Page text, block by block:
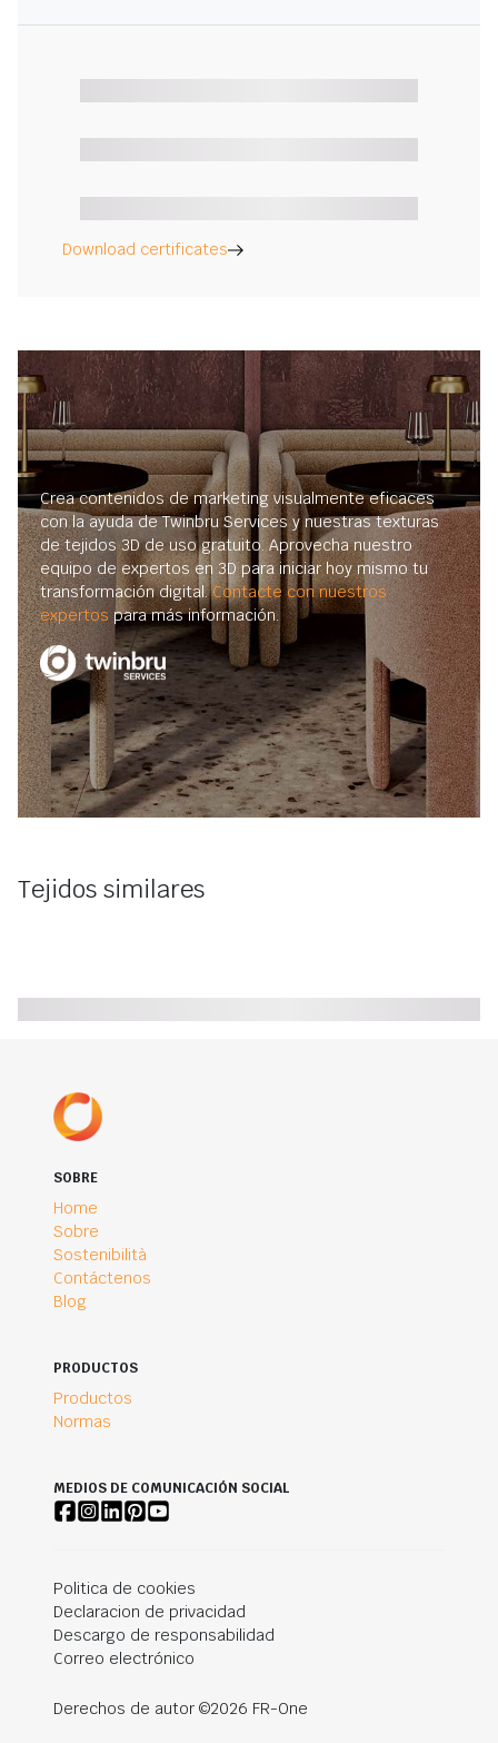
Download certificates
Crea contenidos de marketing visualmente eficaces
con la ayuda de Twinbru Services y nuestras texturas
de tejidos 3D de uso gratuito. Aprovecha nuestro
equipo de expertos en 3D para iniciar hoy mismo tu
transformación digital.Contacte con nuestros
expertos para más información.
Tejidos similares
SOBRE
Home
Sobre
Sostenibilità
Contáctenos
Blog
PRODUCTOS
Productos
Normas
MEDIOS DE COMUNICACIÓN SOCIAL
Politica de cookies
Declaracion de privacidad
Descargo de responsabilidad
Correo electrónico
Derechos de autor ©2026 FR-One